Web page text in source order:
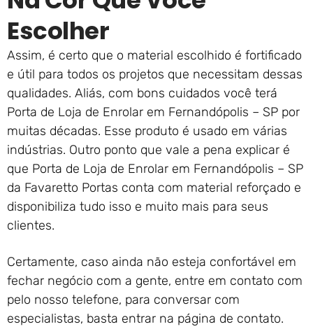
Escolher
Assim, é certo que o material escolhido é fortificado
e útil para todos os projetos que necessitam dessas
qualidades. Aliás, com bons cuidados você terá
Porta de Loja de Enrolar em Fernandópolis – SP por
muitas décadas. Esse produto é usado em várias
indústrias. Outro ponto que vale a pena explicar é
que Porta de Loja de Enrolar em Fernandópolis – SP
da Favaretto Portas conta com material reforçado e
disponibiliza tudo isso e muito mais para seus
clientes.
Certamente, caso ainda não esteja confortável em
fechar negócio com a gente, entre em contato com
pelo nosso telefone, para conversar com
especialistas, basta entrar na página de contato.